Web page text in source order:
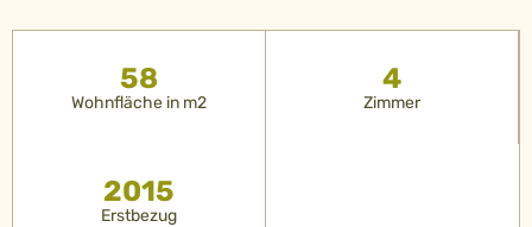
58
Wohnfläche in m2
4
Zimmer
2015
Erstbezug